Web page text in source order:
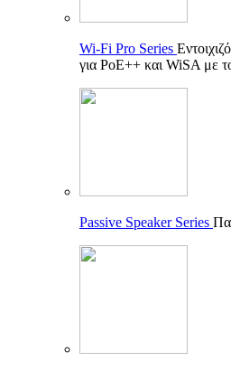
Wi-Fi Pro Series
για PoE++ και WiSA με
Passive Speaker Series